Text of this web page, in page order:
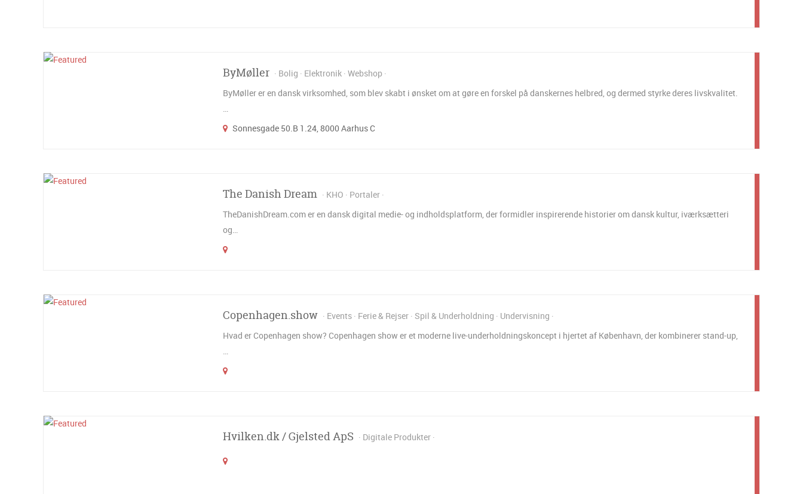
ByMøller Bolig Elektronik Webshop
ByMøller er en dansk virksomhed, som blev skabt i ønsket om at gøre en forskel på danskernes helbred, og dermed styrke deres livskvalitet.
Sonnesgade 50.B 1.24, 8000 Aarhus C
The Danish Dream KHO
Portaler
TheDanishDream.com er en dansk digital medie- og indholdsplatform, der formidler inspirerende historier om dansk kultur, iværksætteri
og…
Copenhagen.show Events Ferie & Rejser Spil & Underholdning
Undervisning
Hvad er Copenhagen show? Copenhagen show er et moderne live-underholdningskoncept i hjertet af København, der kombinerer stand-up,
Hvilken.dk / Gjelsted ApS Digitale Produkter